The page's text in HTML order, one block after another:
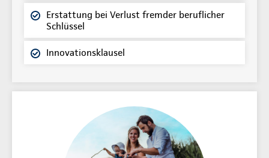
Erstattung bei Verlust fremder beruflicher
Schlüssel
Innovationsklausel